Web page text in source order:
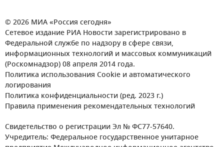
© 2026 МИА «Россия сегодня»
Сетевое издание РИА Новости зарегистрировано в
Федеральной службе по надзору в сфере связи,
информационных технологий и массовых коммуникаций
(Роскомнадзор) 08 апреля 2014 года.
Политика использования Cookie и автоматического
логирования
Политика конфиденциальности (ред. 2023 г.)
Правила применения рекомендательных технологий
Свидетельство о регистрации Эл № ФС77-57640.
Учредитель: Федеральное государственное унитарное